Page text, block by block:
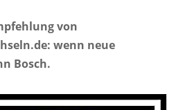
von
wenn neue
Bosch.